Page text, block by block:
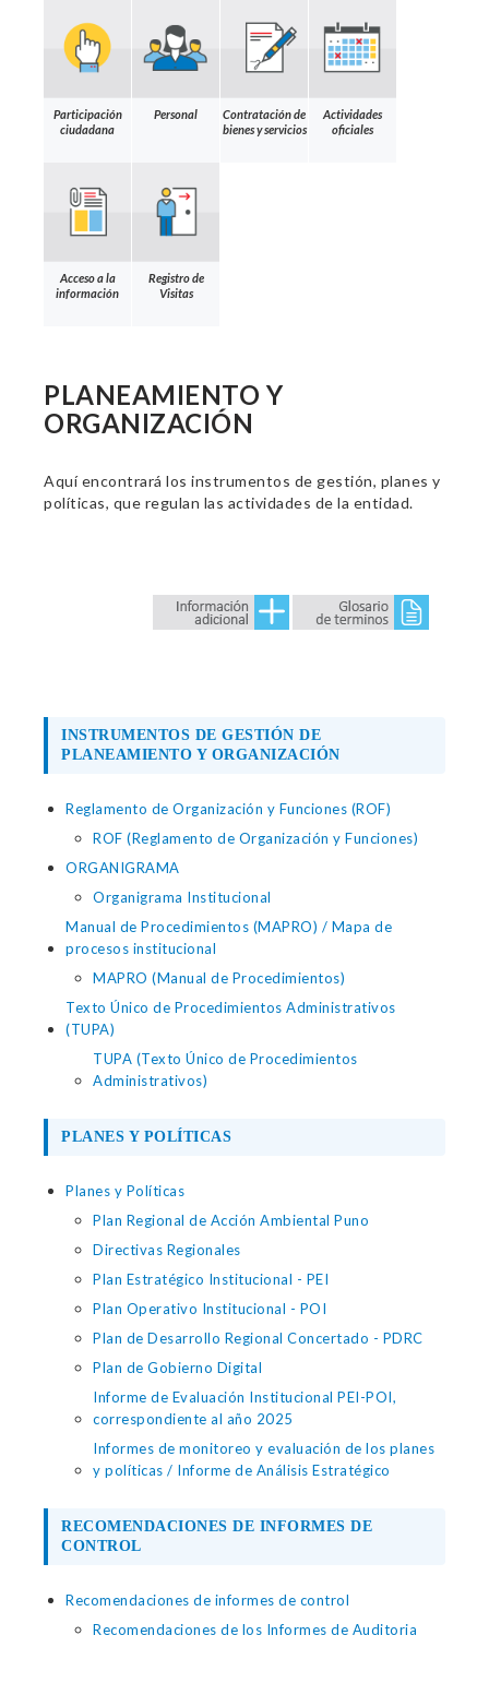
Participación
ciudadana
Personal
Contratación de
bienes y servicios
Actividades
oficiales
Acceso a la
información
Registro de
Visitas
PLANEAMIENTO Y
ORGANIZACIÓN
Aquí encontrará los instrumentos de gestión, planes y
políticas, que regulan las actividades de la entidad.
INSTRUMENTOS DE GESTIÓN DE
PLANEAMIENTO Y ORGANIZACIÓN
Reglamento de Organización y Funciones (ROF)
ROF (Reglamento de Organización y Funciones)
ORGANIGRAMA
Organigrama Institucional
Manual de Procedimientos (MAPRO) / Mapa de
procesos institucional
MAPRO (Manual de Procedimientos)
Texto Único de Procedimientos Administrativos
(TUPA)
TUPA (Texto Único de Procedimientos
Administrativos)
PLANES Y POLÍTICAS
Planes y Políticas
Plan Regional de Acción Ambiental Puno
Directivas Regionales
Plan Estratégico Institucional - PEI
Plan Operativo Institucional - POI
Plan de Desarrollo Regional Concertado - PDRC
Plan de Gobierno Digital
Informe de Evaluación Institucional PEI-POI,
correspondiente al año 2025
Informes de monitoreo y evaluación de los planes
y políticas / Informe de Análisis Estratégico
RECOMENDACIONES DE INFORMES DE
CONTROL
Recomendaciones de informes de control
Recomendaciones de los Informes de Auditoria